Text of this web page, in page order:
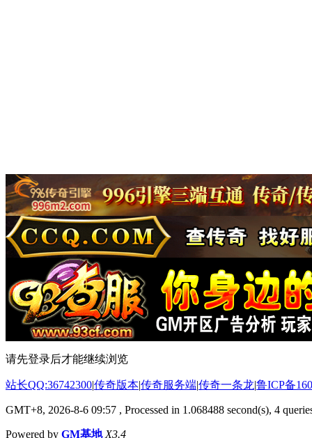
请先登录后才能继续浏览
站长QQ:36742300|传奇版本|传奇服务端|传奇一条龙|鲁ICP备
GMT+8, 2026-8-6 09:57 , Processed in 1.068488 second(s), 4
Powered by GM基地 X3.4